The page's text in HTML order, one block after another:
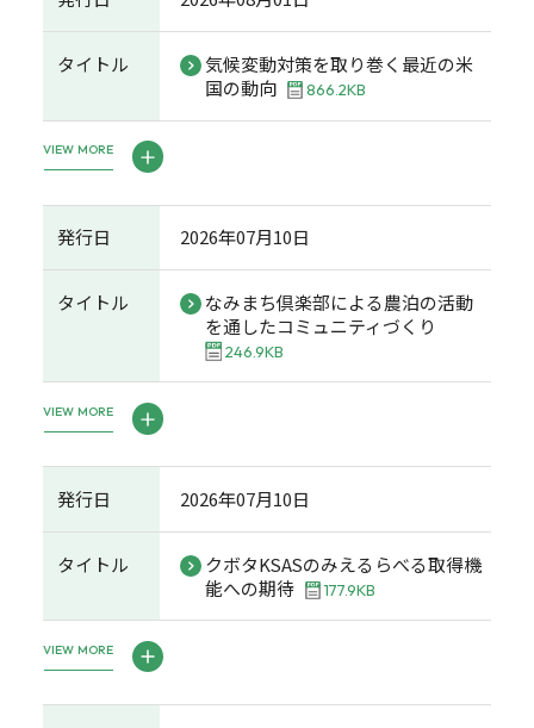
タイトル
気候変動対策を取り巻く最近の米
国の動向
866.2KB
VIEW MORE
発行日 2026年07月10日
タイトル
なみまち倶楽部による農泊の活動
を通したコミュニティづくり
246.9KB
VIEW MORE
発行日 2026年07月10日
タイトル
クボタKSASのみえるらべる取得機
能への期待
177.9KB
VIEW MORE